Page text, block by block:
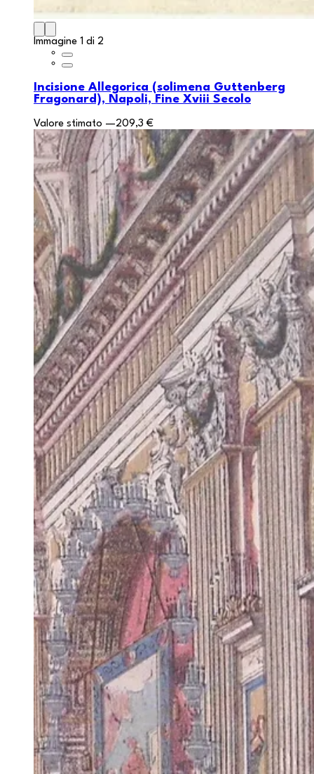
Immagine 1 di 2
Incisione Allegorica (solimena Guttenberg
Fragonard), Napoli, Fine Xviii Secolo
Valore stimato —209,3 €